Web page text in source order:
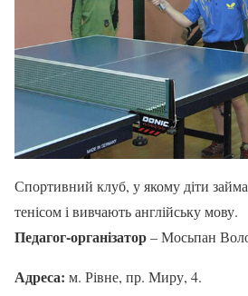
Спортивний клуб, у якому діти
тенісом і вивчають англійську мову.
Педагог-організатор– Мосьпан
Адреса: м. Рівне, пр. Миру, 4.